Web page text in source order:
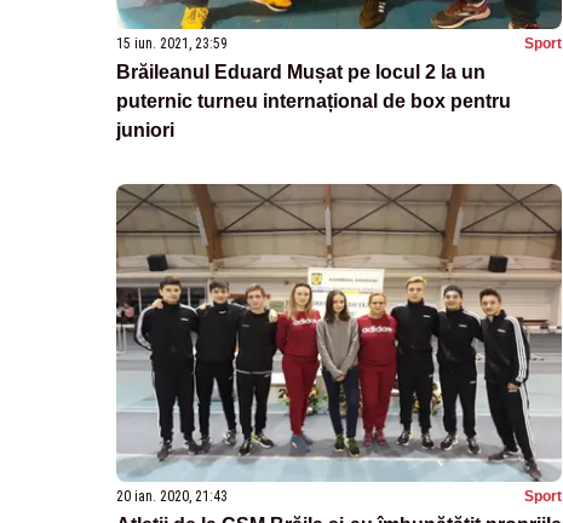
15 iun. 2021, 23:59 Sport
Brăileanul Eduard Mușat pe locul 2 la un
puternic turneu internațional de box pentru
juniori
20 ian. 2020, 21:43 Sport